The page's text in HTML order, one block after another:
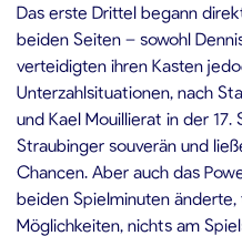
Das erste Drittel begann
beiden Seiten – sowohl
verteidigten ihren Kasten
Unterzahlsituationen, nach
und Kael Mouillierat in der
Straubinger souverän und
Chancen. Aber auch das
beiden Spielminuten
Möglichkeiten, nichts am